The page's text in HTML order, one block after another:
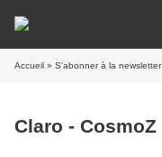
Accueil » S'abonner à la newsletter
Claro - CosmoZ